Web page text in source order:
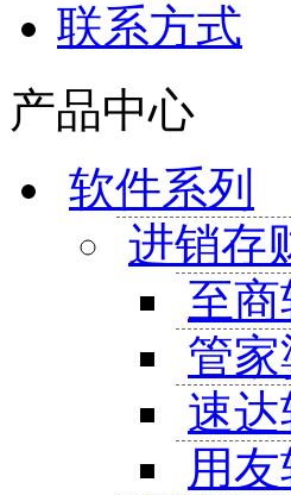
联系方式
产品中心
软件系列
进销存
至商
管家
速达
用友